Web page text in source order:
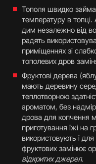
Тополя швидко
температуру в
дим незалежно від
радять
приміщеннях зі
тополевих дров
Фруктові дерева
мають деревину
теплотворною
ароматом, без
дрова для копчення
приготування їжі на
використовують і
фруктових замінює
відкритих джерел.